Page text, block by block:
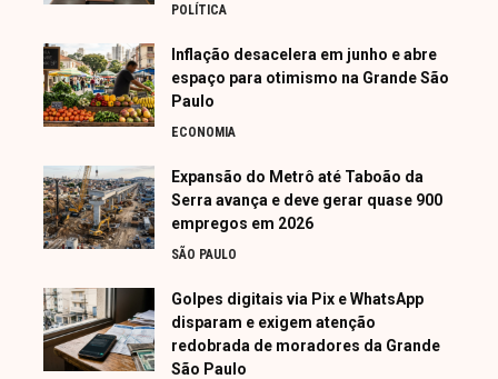
POLÍTICA
Inflação desacelera em junho e abre
espaço para otimismo na Grande São
Paulo
ECONOMIA
Expansão do Metrô até Taboão da
Serra avança e deve gerar quase 900
empregos em 2026
SÃO PAULO
Golpes digitais via Pix e WhatsApp
disparam e exigem atenção
redobrada de moradores da Grande
São Paulo